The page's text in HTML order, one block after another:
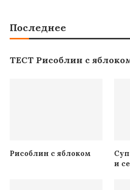
Последнее
ТЕСТ Рисоблин с
Рисоблин с яблоком
и